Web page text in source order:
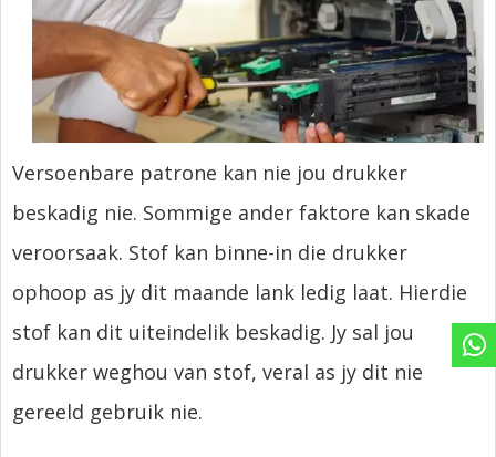
Versoenbare patrone kan nie jou drukker
beskadig nie. Sommige ander faktore kan skade
veroorsaak. Stof kan binne-in die drukker
ophoop as jy dit maande lank ledig laat. Hierdie
stof kan dit uiteindelik beskadig. Jy sal jou
drukker weghou van stof, veral as jy dit nie
gereeld gebruik nie.